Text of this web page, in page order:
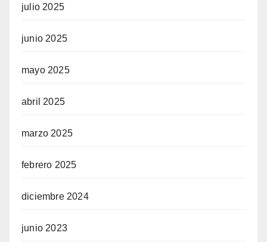
julio 2025
junio 2025
mayo 2025
abril 2025
marzo 2025
febrero 2025
diciembre 2024
junio 2023